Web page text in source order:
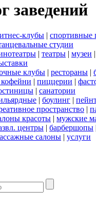
заведений
клубы | спортивные
студии
| театры | музеи |
клубы | рестораны |
| пиццерии |
| санатории
| боулинг |
пространство |
красоты | мужские
центры | барбершопы
салоны | услуги